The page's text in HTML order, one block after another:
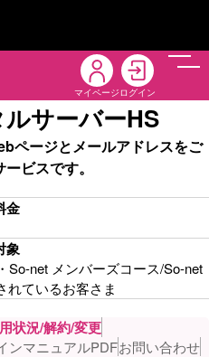
マイページ ログイン
メニ
サーバーHS
ページとメールアドレスをご
ビスです。
金
象
So-net メンバーズコース/So-net
れているお客さま
状況/解約/変更
ンマニュアルPDFお問い合わせ